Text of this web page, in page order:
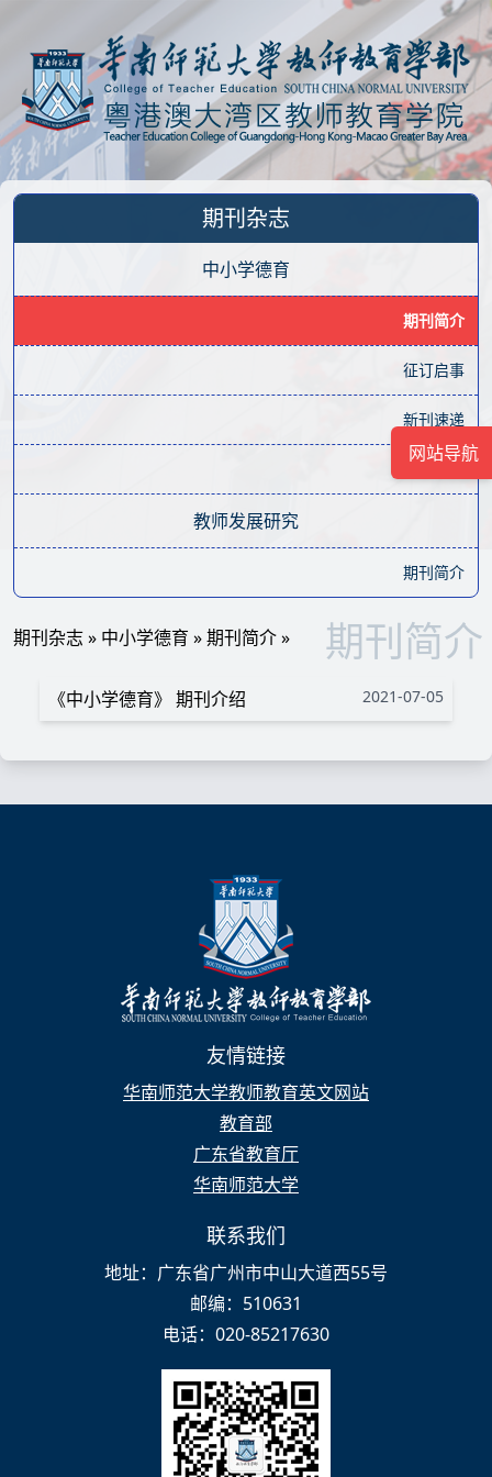
网站导航
期刊杂志
中小学德育
期刊简介
征订启事
新刊速递
过刊浏览
教师发展研究
期刊简介
期刊简介
期刊杂志» 中小学德育 »期刊简介»
《中小学德育》 期刊介绍 2021-07-05
友情链接
华南师范大学教师教育英文网站
教育部
广东省教育厅
华南师范大学
联系我们
地址：广东省广州市中山大道西55号
邮编：510631
电话：020-85217630